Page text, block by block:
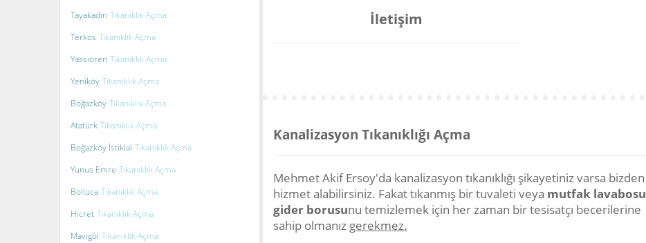
İletişim
Kanalizasyon Tıkanıklığı Açma
Mehmet Akif Ersoy'da kanalizasyon tıkanıklığı şikayetiniz varsa bizden
hizmet alabilirsiniz. Fakat tıkanmış bir tuvaleti veya mutfak lavabosu
gider borusunu temizlemek için her zaman bir tesisatçı becerilerine
sahip olmanız gerekmez.
Tayakadın Tıkanıklık Açma
Terkos Tıkanıklık Açma
Yassıören Tıkanıklık Açma
Yeniköy Tıkanıklık Açma
Boğazköy Tıkanıklık Açma
Atatürk Tıkanıklık Açma
Boğazköy İstiklal Tıkanıklık Açma
Yunus Emre Tıkanıklık Açma
Bolluca Tıkanıklık Açma
Hicret Tıkanıklık Açma
Mavigöl Tıkanıklık Açma